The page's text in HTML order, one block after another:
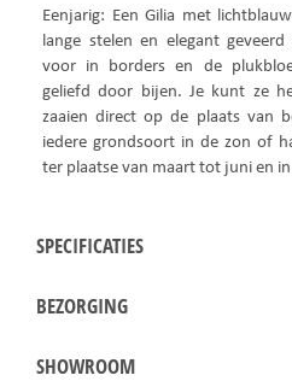
Eenjarig: Een Gilia met
lange stelen en elegant
voor in borders en de
geliefd door bijen. Je kunt ze
zaaien direct op de plaats van
iedere grondsoort in de zon of
ter plaatse van maart tot juni en
SPECIFICATIES
BEZORGING
SHOWROOM